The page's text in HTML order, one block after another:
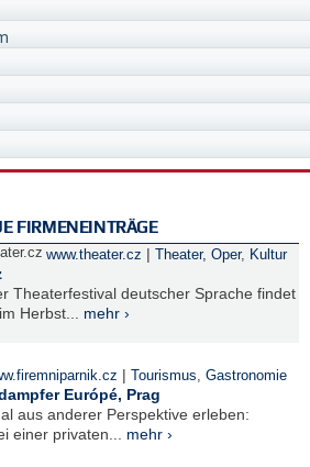
FIRMENEINTRÄGE
www.theater.cz | Theater, Oper, Kultur
Theaterfestival deutscher Sprache findet
Herbst... mehr ›
| Tourismus, Gastronomie
Európé, Prag
aus anderer Perspektive erleben:
einer privaten... mehr ›